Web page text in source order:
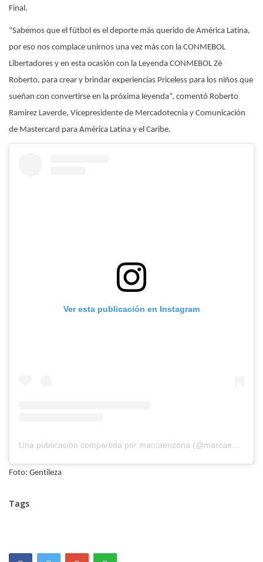
Final.
“Sabemos que el fútbol es el deporte más querido de América Latina,
por eso nos complace unirnos una vez más con la CONMEBOL
Libertadores y en esta ocasión con la Leyenda CONMEBOL Zé
Roberto, para crear y brindar experiencias Priceless para los niños que
sueñan con convertirse en la próxima leyenda”, comentó Roberto
Ramirez Laverde, Vicepresidente de Mercadotecnia y Comunicación
de Mastercard para América Latina y el Caribe.
Ver esta publicación en Instagram
Foto: Gentileza
Tags